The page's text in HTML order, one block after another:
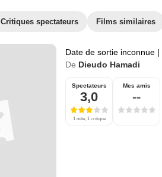
Critiques spectateurs Films similaires
Date de sortie inconnue |
De Dieudo Hamadi
Spectateurs
3,0
1 note, 1 critique
Mes amis
--